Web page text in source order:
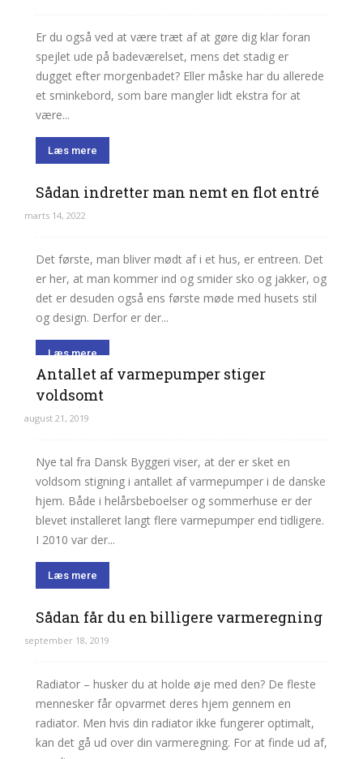
Er du også ved at være træt af at gøre dig klar foran
spejlet ude på badeværelset, mens det stadig er
dugget efter morgenbadet? Eller måske har du allerede
et sminkebord, som bare mangler lidt ekstra for at
være...
Læs mere
Sådan indretter man nemt en flot entré
marts 14, 2022
Det første, man bliver mødt af i et hus, er entreen. Det
er her, at man kommer ind og smider sko og jakker, og
det er desuden også ens første møde med husets stil
og design. Derfor er der...
Læs mere
Antallet af varmepumper stiger
voldsomt
august 21, 2019
Nye tal fra Dansk Byggeri viser, at der er sket en
voldsom stigning i antallet af varmepumper i de danske
hjem. Både i helårsbeboelser og sommerhuse er der
blevet installeret langt flere varmepumper end tidligere.
I 2010 var der...
Læs mere
Sådan får du en billigere varmeregning
september 18, 2019
Radiator – husker du at holde øje med den? De fleste
mennesker får opvarmet deres hjem gennem en
radiator. Men hvis din radiator ikke fungerer optimalt,
kan det gå ud over din varmeregning. For at finde ud af,